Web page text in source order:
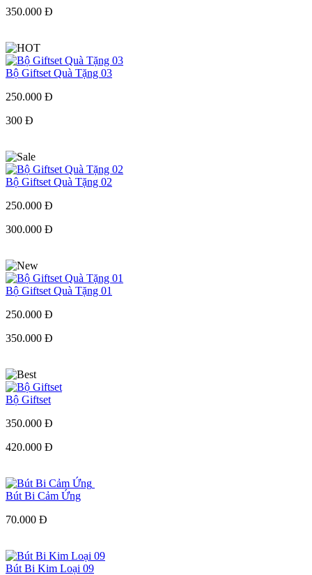
350.000 Đ
Bộ Giftset Quà Tặng 03
250.000 Đ
300 Đ
Bộ Giftset Quà Tặng 02
250.000 Đ
300.000 Đ
Bộ Giftset Quà Tặng 01
250.000 Đ
350.000 Đ
Bộ Giftset
350.000 Đ
420.000 Đ
Bút Bi Cảm Ứng
70.000 Đ
Bút Bi Kim Loại 09